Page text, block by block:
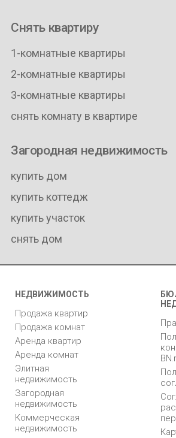
Снять квартиру
1-комнатные квартиры
2-комнатные квартиры
3-комнатные квартиры
снять комнату в квартире
Загородная недвижимость
купить дом
купить коттедж
купить участок
снять дом
НЕДВИЖИМОСТЬ
Продажа квартир
Продажа комнат
Аренда квартир
Аренда комнат
Элитная
недвижимость
Загородная
недвижимость
Коммерческая
недвижимость